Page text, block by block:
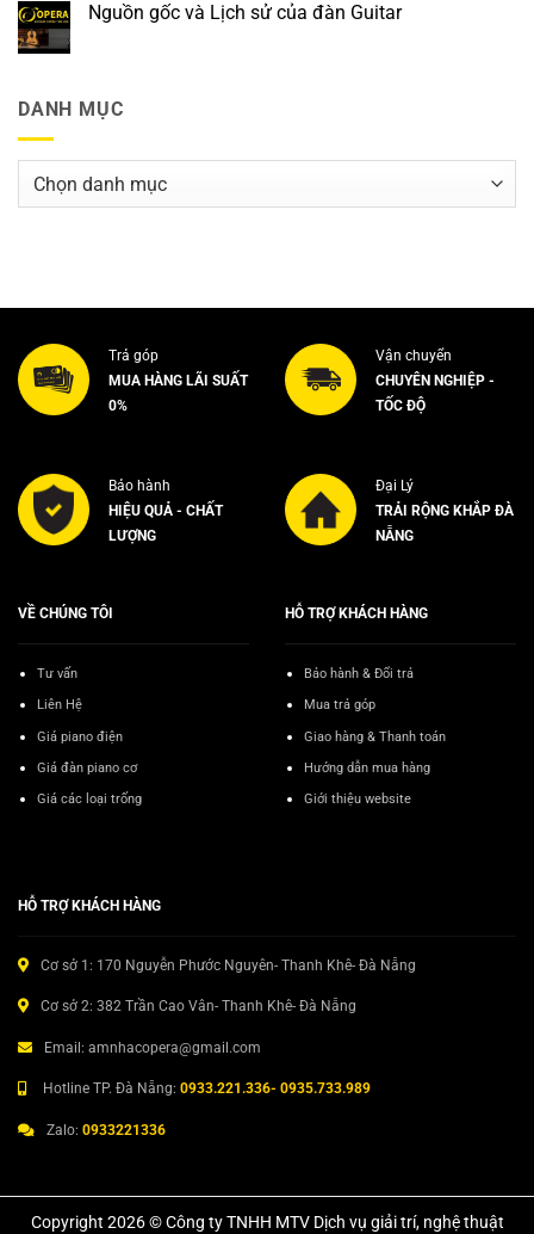
Nguồn gốc và Lịch sử của đàn Guitar
DANH MỤC
Danh
Trả góp
MUA HÀNG LÃI SUẤT
0%
Vận chuyển
CHUYÊN NGHIỆP -
TỐC ĐỘ
Bảo hành
HIỆU QUẢ - CHẤT
LƯỢNG
Đại Lý
TRẢI RỘNG KHẮP ĐÀ
NẴNG
VỀ CHÚNG TÔI
Tư vấn
Liên Hệ
Giá piano điện
Giá đàn piano cơ
Giá các loại trống
HỖ TRỢ KHÁCH HÀNG
Bảo hành & Đổi trả
Mua trả góp
Giao hàng & Thanh toán
Hướng dẫn mua hàng
Giới thiệu website
HỖ TRỢ KHÁCH HÀNG
Cơ sở 1: 170 Nguyễn Phước Nguyên- Thanh Khê- Đà Nẵng
Cơ sở 2: 382 Trần Cao Vân- Thanh Khê- Đà Nẵng
Email: amnhacopera@gmail.com
Hotline TP. Đà Nẵng: 0933.221.336- 0935.733.989
Zalo: 0933221336
Copyright 2026 © Công ty TNHH MTV Dịch vụ giải trí, nghệ thuật